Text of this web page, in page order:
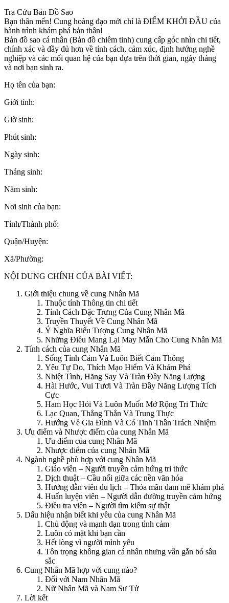
Tra Cứu Bản Đồ Sao
Bạn thân mến! Cung hoàng đạo mới chỉ là ĐIỂM KHỞI ĐẦU của
hành trình khám phá bản thân!
Bản đồ sao cá nhân (Bản đồ chiêm tinh) cung cấp góc nhìn chi tiết,
chính xác và đầy đủ hơn về tính cách, cảm xúc, định hướng nghề
nghiệp và các mối quan hệ của bạn dựa trên thời gian, ngày tháng
và nơi bạn sinh ra.
Họ tên của bạn:
Giới tính:
Giờ sinh:
Phút sinh:
Ngày sinh:
Tháng sinh:
Năm sinh:
Nơi sinh của bạn:
Tỉnh/Thành phố:
Quận/Huyện:
Xã/Phường:
NỘI DUNG CHÍNH CỦA BÀI VIẾT:
Giới thiệu chung về cung Nhân Mã
Thuộc tính Thông tin chi tiết
Tính Cách Đặc Trưng Của Cung Nhân Mã
Truyền Thuyết Về Cung Nhân Mã
Ý Nghĩa Biểu Tượng Cung Nhân Mã
Những Điều Mang Lại May Mắn Cho Cung Nhân Mã
Tính cách của cung Nhân Mã
Sống Tình Cảm Và Luôn Biết Cảm Thông
Yêu Tự Do, Thích Mạo Hiểm Và Khám Phá
Nhiệt Tình, Hăng Say Và Tràn Đầy Năng Lượng
Hài Hước, Vui Tươi Và Tràn Đầy Năng Lượng Tích
Cực
Ham Học Hỏi Và Luôn Muốn Mở Rộng Tri Thức
Lạc Quan, Thẳng Thắn Và Trung Thực
Hướng Về Gia Đình Và Có Tinh Thần Trách Nhiệm
Ưu điểm và Nhược điểm của cung Nhân Mã
Ưu điểm của cung Nhân Mã
Nhược điểm của cung Nhân Mã
Ngành nghề phù hợp với cung Nhân Mã
Giáo viên – Người truyền cảm hứng tri thức
Dịch thuật – Cầu nối giữa các nền văn hóa
Hướng dẫn viên du lịch – Thỏa mãn đam mê khám phá
Huấn luyện viên – Người dẫn đường truyền cảm hứng
Điều tra viên – Người tìm kiếm sự thật
Dấu hiệu nhận biết khi yêu của cung Nhân Mã
Chủ động và mạnh dạn trong tình cảm
Luôn có mặt khi bạn cần
Hết lòng vì người mình yêu
Tôn trọng không gian cá nhân nhưng vẫn gắn bó sâu
sắc
Cung Nhân Mã hợp với cung nào?
Đối với Nam Nhân Mã
Nữ Nhân Mã và Nam Sư Tử
Lời kết